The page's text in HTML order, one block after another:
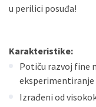
u perilici posuđa!
Karakteristike:
Potiču razvoj fine
eksperimentiranje
Izrađeni od